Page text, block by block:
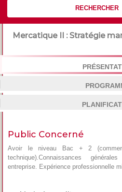
RECHERCHER
Mercatique II : Stratégie
Public Concerné
Avoir le niveau Bac + 2
technique).Connaissances
entreprise. Expérience professionnelle